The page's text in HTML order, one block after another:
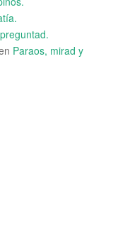
Paraos, mirad y